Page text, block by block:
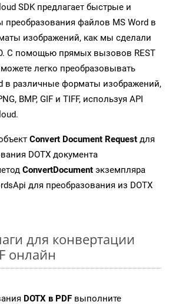
SDK предлагает быстрые и
преобразования файлов MS Word в
изображений, как мы сделали
С помощью прямых вызовов REST
легко преобразовывать
в различные форматы изображений,
BMP, GIF и TIFF, используя API
Convert Document Request для
DOTX документа
ConvertDocument экземпляра
для преобразования из DOTX
для конвертации
онлайн
DOTX в PDF выполните